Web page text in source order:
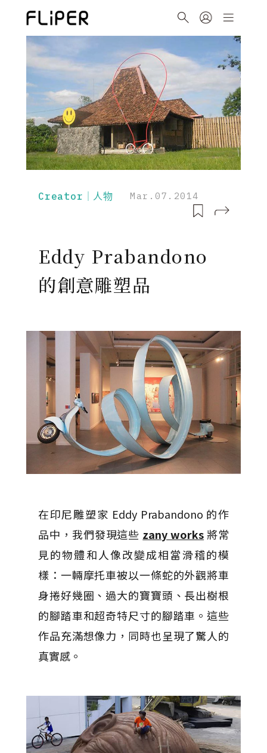
Creator｜人物 Mar.07.2014
Eddy Prabandono
的創意雕塑品
在印尼雕塑家 Eddy Prabandono 的作
品中，我們發現這些 zany works將常
見的物體和人像改變成相當滑稽的模
樣：一輛摩托車被以一條蛇的外觀將車
身捲好幾圈、過大的寶寶頭、長出樹根
的腳踏車和超奇特尺寸的腳踏車。這些
作品充滿想像力，同時也呈現了驚人的
真實感。